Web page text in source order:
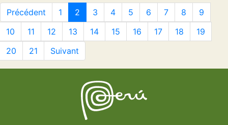
Précédent 1 2 3 4 5 6 7 8
9
10
11 12 13 14 15 16 17 18
19
20
21 Suivant